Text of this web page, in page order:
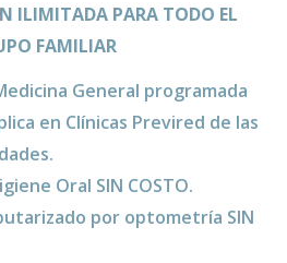
ILIMITADA PARA TODO EL
FAMILIAR
General programada
en Clínicas Previred de las
Oral SIN COSTO.
por optometría SIN